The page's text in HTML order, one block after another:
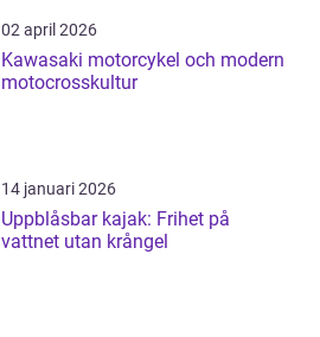
02 april 2026
Kawasaki motorcykel och modern
motocrosskultur
14 januari 2026
Uppblåsbar kajak: Frihet på
vattnet utan krångel